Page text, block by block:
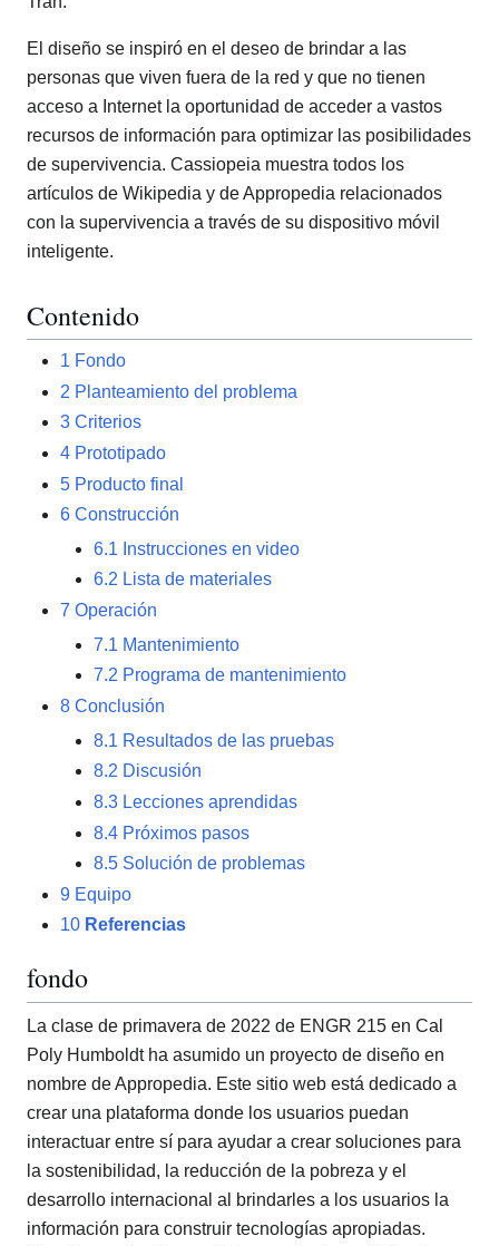
El diseño se inspiró en el deseo de brindar a las
personas que viven fuera de la red y que no tienen
acceso a Internet la oportunidad de acceder a vastos
recursos de información para optimizar las posibilidades
de supervivencia. Cassiopeia muestra todos los
artículos de Wikipedia y de Appropedia relacionados
con la supervivencia a través de su dispositivo móvil
inteligente.
Contenido
1 Fondo
2 Planteamiento del problema
3 Criterios
4 Prototipado
5 Producto final
6 Construcción
6.1 Instrucciones en video
6.2 Lista de materiales
7 Operación
7.1 Mantenimiento
7.2 Programa de mantenimiento
8 Conclusión
8.1 Resultados de las pruebas
8.2 Discusión
8.3 Lecciones aprendidas
8.4 Próximos pasos
8.5 Solución de problemas
9 Equipo
10 Referencias
fondo
La clase de primavera de 2022 de ENGR 215 en Cal
Poly Humboldt ha asumido un proyecto de diseño en
nombre de Appropedia. Este sitio web está dedicado a
crear una plataforma donde los usuarios puedan
interactuar entre sí para ayudar a crear soluciones para
la sostenibilidad, la reducción de la pobreza y el
desarrollo internacional al brindarles a los usuarios la
información para construir tecnologías apropiadas.